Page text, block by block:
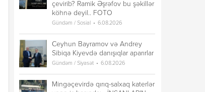
çevirib? Ramik Əşrəfov bu şəkillər
köhnə deyil.. FOTO
Gündəm / Sosial 6.08.2026
Ceyhun Bayramov və Andrey
Sibiqa Kiyevdə danışıqlar aparırlar
Gündəm / Siyasət 6.08.2026
Mingəçevirdə qırıq-salxaq katerlər